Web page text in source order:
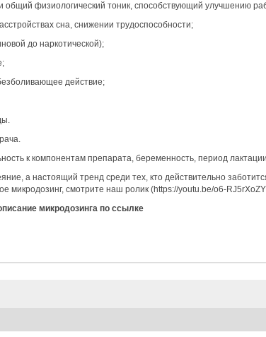
физиологический тоник, способствующий улучшению
сна, снижении трудоспособности;
до наркотической);
действие;
к компонентам препарата, беременность, период
а настоящий тренд среди тех, кто действительно
микродозинг, смотрите наш ролик (https://youtu.be/o6-RJ5rXoZY
микродозинга по ссылке